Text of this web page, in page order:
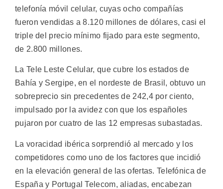
telefonía móvil celular, cuyas ocho compañías
fueron vendidas a 8.120 millones de dólares, casi el
triple del precio mínimo fijado para este segmento,
de 2.800 millones.
La Tele Leste Celular, que cubre los estados de
Bahía y Sergipe, en el nordeste de Brasil, obtuvo un
sobreprecio sin precedentes de 242,4 por ciento,
impulsado por la avidez con que los españoles
pujaron por cuatro de las 12 empresas subastadas.
La voracidad ibérica sorprendió al mercado y los
competidores como uno de los factores que incidió
en la elevación general de las ofertas. Telefónica de
España y Portugal Telecom, aliadas, encabezan